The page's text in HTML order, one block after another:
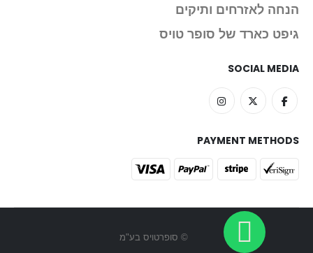
הנחה לאזרחים ותיקים
גיפט כארד של סופר טויס
SOCIAL MEDIA
PAYMENT METHODS
© סופרטויס בע"מ